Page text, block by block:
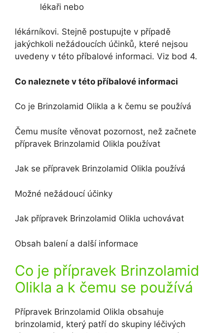
lékaři nebo
lékárníkovi. Stejně postupujte v případě
jakýchkoli nežádoucích účinků, které nejsou
uvedeny v této příbalové informaci. Viz bod 4.
Co naleznete v této příbalové informaci
Co je Brinzolamid Olikla a k čemu se používá
Čemu musíte věnovat pozornost, než začnete
přípravek Brinzolamid Olikla používat
Jak se přípravek Brinzolamid Olikla používá
Možné nežádoucí účinky
Jak přípravek Brinzolamid Olikla uchovávat
Obsah balení a další informace
Co je přípravek Brinzolamid
Olikla a k čemu se používá
Přípravek Brinzolamid Olikla obsahuje
brinzolamid, který patří do skupiny léčivých